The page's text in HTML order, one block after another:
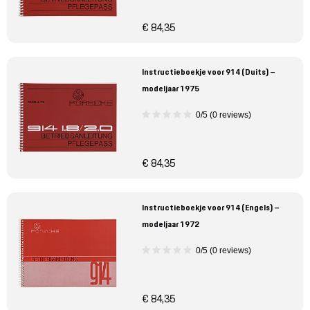
€ 84,35
Instructieboekje voor 914 (Duits) –
modeljaar 1975
0/5 (0 reviews)
€ 84,35
Instructieboekje voor 914 (Engels) –
modeljaar 1972
0/5 (0 reviews)
€ 84,35